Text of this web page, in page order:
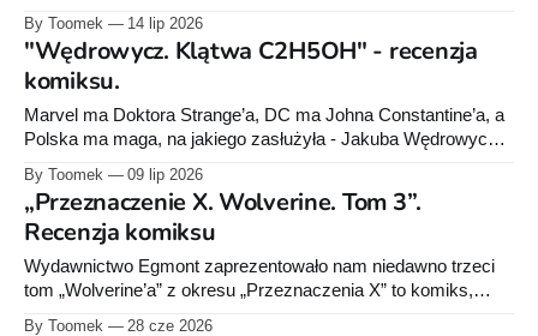
Warszawie prelekcję o tym, co czeka poza Marvelem i DC.
Byliśmy na miejscu, spisaliśmy najciekawsze tytuły: od
„Invincible" przez „Monstress" po komiksy, z których wyrosły
znane filmy.
By Toomek 14 lip 2026
"Wędrowycz. Klątwa C2H5OH" - recenzja
komiksu.
Marvel ma Doktora Strange’a, DC ma Johna Constantine’a, a
Polska ma maga, na jakiego zasłużyła - Jakuba Wędrowycza.
Nie w pelerynie, nie z magicznym amuletem na piersi i nie z
miną człowieka, który zna tajemnice wszechświata. A jego
perypetie dane jest nam poznać za sprawą komiksu
wydanego kilka dni
By Toomek 09 lip 2026
„Przeznaczenie X. Wolverine. Tom 3”.
Recenzja komiksu
Wydawnictwo Egmont zaprezentowało nam niedawno trzeci
tom „Wolverine’a” z okresu „Przeznaczenia X” to komiks,
który właściwie od pierwszych stron mówi: nie przyszliście tu
By Toomek 28 cze 2026